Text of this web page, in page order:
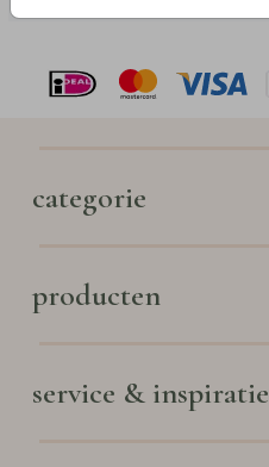
categorie
producten
service & inspiratie